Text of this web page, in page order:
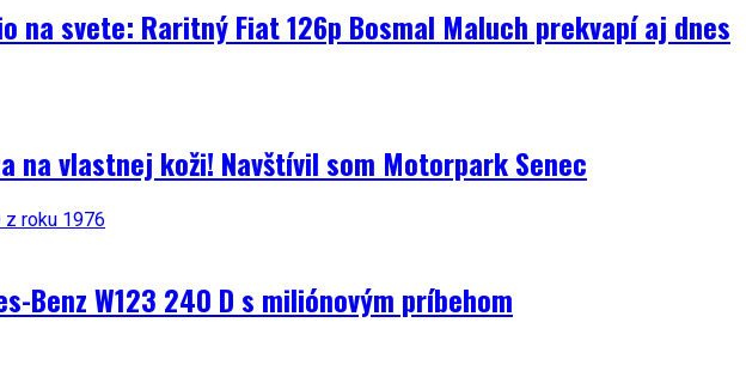
na svete: Raritný Fiat 126p Bosmal Maluch prekvapí aj dnes
na vlastnej koži! Navštívil som Motorpark Senec
Benz W123 240 D s miliónovým príbehom